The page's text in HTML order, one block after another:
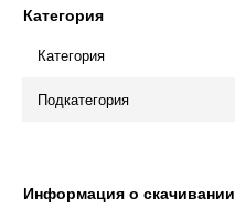
Категория
Категория
Подкатегория
Информация о скачивании